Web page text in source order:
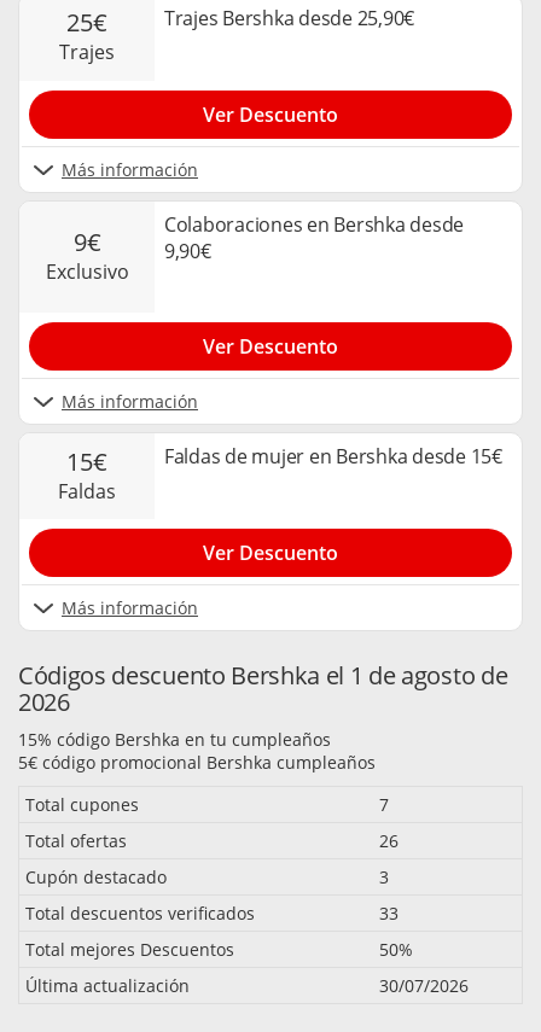
25€
trajes
Trajes Bershka desde 25,90€
Más información
Ver Descuento
9€
exclusivo
Colaboraciones en Bershka desde
9,90€
Más información
Ver Descuento
15€
faldas
Faldas de mujer en Bershka desde 15€
Más información
Ver Descuento
Códigos descuento Bershka el 1 de agosto de
2026
15% código Bershka en tu cumpleaños
5€ código promocional Bershka cumpleaños
Total cupones
7
Total ofertas
26
Cupón destacado
3
Total descuentos verificados
33
Total mejores Descuentos
50%
Última actualización
30/07/2026